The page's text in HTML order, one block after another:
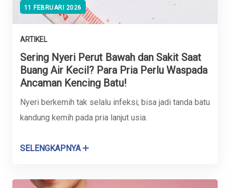
11 FEBRUARI 2026
ARTIKEL
Sering Nyeri Perut Bawah dan Sakit Saat
Buang Air Kecil? Para Pria Perlu Waspada
Ancaman Kencing Batu!
Nyeri berkemih tak selalu infeksi; bisa jadi tanda batu
kandung kemih pada pria lanjut usia.
SELENGKAPNYA